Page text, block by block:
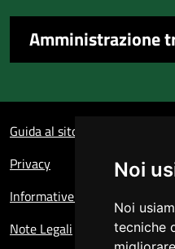
Noi
Noi
tecniche
Amministrazione
Guida al sito
Privacy
Informative sul trattamento
Note Legali